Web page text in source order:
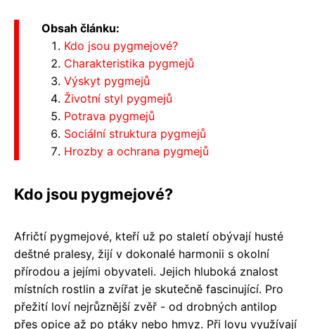
Obsah článku:
Kdo jsou pygmejové?
Charakteristika pygmejů
Výskyt pygmejů
Životní styl pygmejů
Potrava pygmejů
Sociální struktura pygmejů
Hrozby a ochrana pygmejů
Kdo jsou pygmejové?
Afričtí pygmejové, kteří už po staletí obývají husté
deštné pralesy, žijí v dokonalé harmonii s okolní
přírodou a jejími obyvateli. Jejich hluboká znalost
místních rostlin a zvířat je skutečně fascinující. Pro
přežití loví nejrůznější zvěř - od drobných antilop
přes opice až po ptáky nebo hmyz. Při lovu využívají